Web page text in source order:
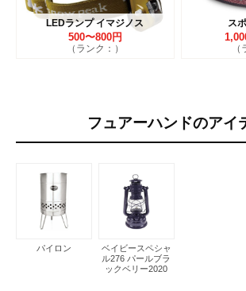
LEDランプ イマジノス
500〜800円
（ランク：）
ス
フュアーハンドのアイ
パイロン
ベイビースペシャ
ル276 パールブラ
ックベリー2020